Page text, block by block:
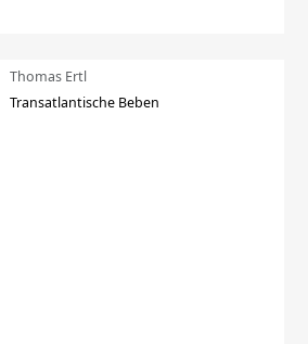
Thomas Ertl
Transatlantische Beben